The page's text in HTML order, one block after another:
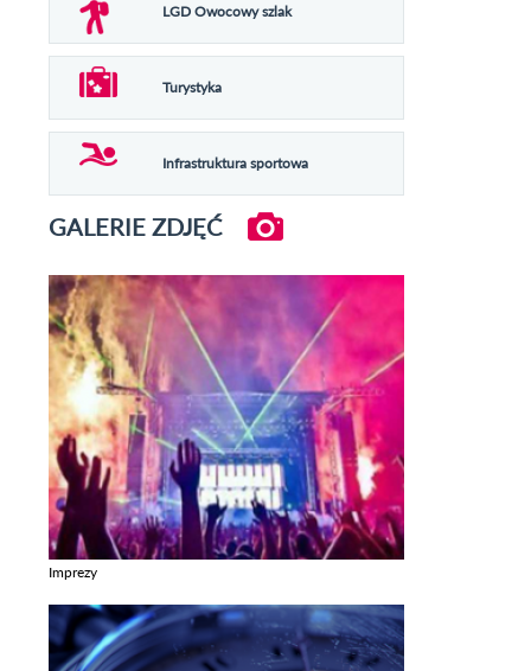
LGD Owocowy szlak
Turystyka
Infrastruktura sportowa
GALERIE ZDJĘĆ
Imprezy